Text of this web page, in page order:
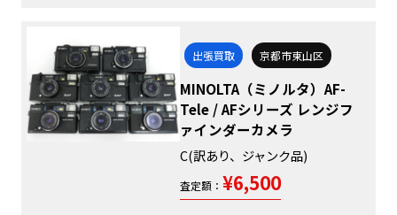
出張買取 京都市東山区
MINOLTA（ミノルタ）AF-
Tele / AFシリーズ レンジフ
ァインダーカメラ
C(訳あり、ジャンク品)
査定額： ¥6,500